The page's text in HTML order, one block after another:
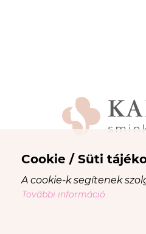
Cookie / Süti
A cookie-k segítenek
További információ